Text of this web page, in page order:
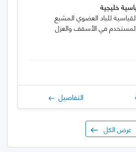
خليجية
للباد العضوي المشبع
في الأسقف والعزل
التفاصيل
عرض الكل